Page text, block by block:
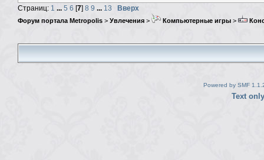
Страниц: 1 ... 5 6 [7] 8 9 ... 13 Вверх
Форум портала Metropolis > Увлечения > Компьютерные игры >
Powered by SMF
Text